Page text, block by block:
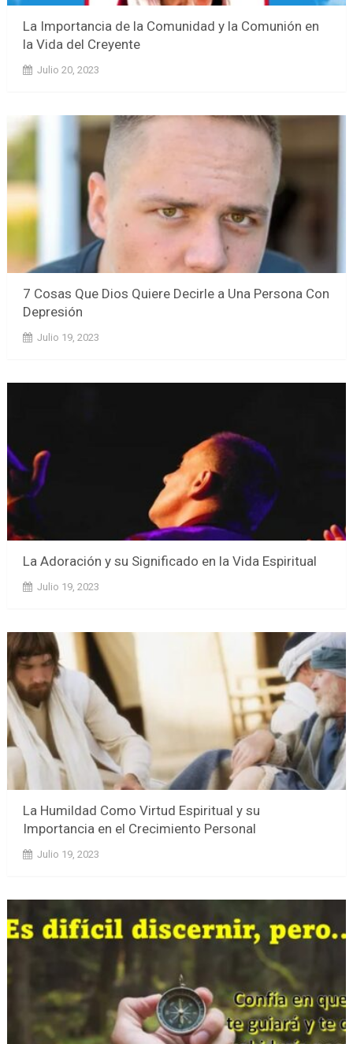
La Importancia de la Comunidad y la Comunión en
la Vida del Creyente
Julio 20, 2023
7 Cosas Que Dios Quiere Decirle a Una Persona Con
Depresión
Julio 19, 2023
La Adoración y su Significado en la Vida Espiritual
Julio 19, 2023
La Humildad Como Virtud Espiritual y su
Importancia en el Crecimiento Personal
Julio 19, 2023